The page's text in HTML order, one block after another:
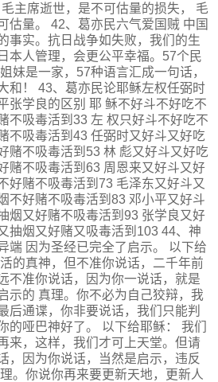
主席逝世，是不可估量的损失， 毛
估量。 42、葛亦民六气爱国贼 中国
事实。抗日战争如失败，我们的生
本人管理，会更公平幸福。57个民
妹是一家，57种语言汇成一句话，
和！ 43、葛亦民论耶稣左权任弼时
张学良的区别 耶 稣不好斗不好吃不
不吸毒活到33 左 权只好斗不好吃不
不吸毒活到43 任弼时又好斗又好吃
赌不吸毒活到53 林 彪又好斗又好吃
赌不吸毒活到63 周恩来又好斗又好
好赌不吸毒活到73 毛泽东又好斗又
不好赌不吸毒活到83 邓小平又好斗
烟又好赌不吸毒活到93 张学良又好
抽烟又好赌又吸毒活到103 44、神
端 因为圣经已完全了启示。 以下给
的真神，但不准你说话，二千年前
不准你说话，因为你一说话，就是
示的 真理。你不必为自己狡辩，我
后通谍，你非要说话，我们只能判
的哑巴神好了。 以下给耶稣： 我们
来，这样，我们才可上天堂。但请
，因为你说话，当然是启示，违反
。你说你再来要更新天地，更新人